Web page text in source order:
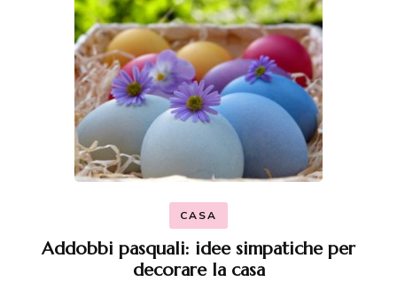
CASA
Addobbi pasquali: idee simpatiche per
decorare la casa